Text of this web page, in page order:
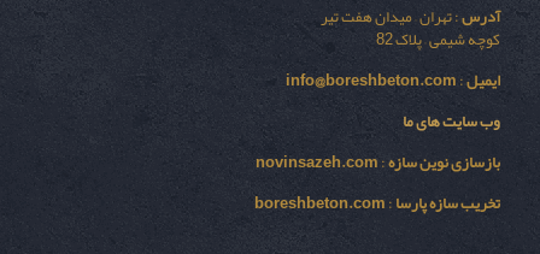
آدرس: تهران – میدان هفت تیر
کوچه شیمی – پلاک 82
ایمیل:
info@boreshbeton.com
وب سایت های ما
بازسازی نوين سازه:
novinsazeh.com
تخریب سازه پارسا:
boreshbeton.com